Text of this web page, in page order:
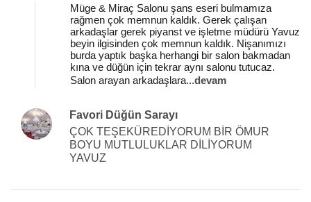
Müge & Miraç Salonu şans eseri bulmamıza
rağmen çok memnun kaldık. Gerek çalışan
arkadaşlar gerek piyanst ve işletme müdürü Yavuz
beyin ilgisinden çok memnun kaldık. Nişanımızı
burda yaptık başka herhangi bir salon bakmadan
kına ve düğün için tekrar aynı salonu tutucaz.
Salon arayan arkadaşlara...devam
Favori Düğün Sarayı
ÇOK TEŞEKÜREDİYORUM BİR ÖMUR
BOYU MUTLULUKLAR DİLİYORUM
YAVUZ